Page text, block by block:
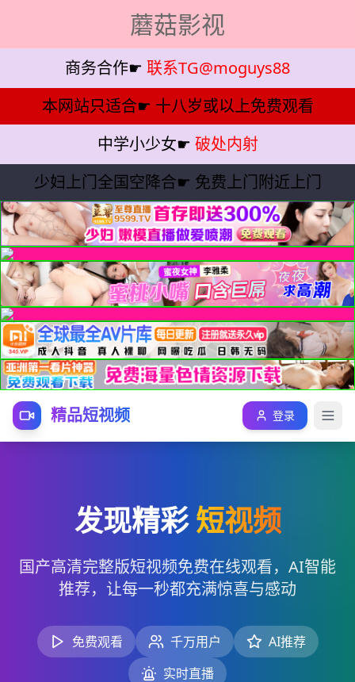
蘑菇影视
商务合作☛ 联系TG@moguys88
本网站只适合☛ 十八岁或以上免费观看
中学小少女☛ 破处内射
少妇上门全国空降合☛ 免费上门附近上门
精品短视频 登录
发现精彩短视频
国产高清完整版短视频免费在线观看，AI智能
推荐，让每一秒都充满惊喜与感动
免费观看 千万用户
AI推荐
实时直播